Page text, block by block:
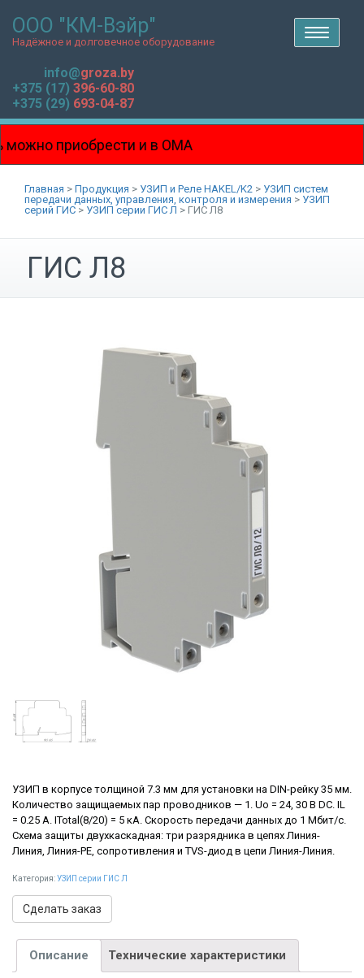
ООО "КМ-Вэйр"
Надёжное и долговечное оборудование
T
o
g
a
t
info@groza.by
+375 (17) 396-60-80
+375 (29) 693-04-87
приобрести и в ОМА
Главная > Продукция > УЗИП и Реле HAKEL/K2 > УЗИП систем
передачи данных, управления, контроля и измерения > УЗИП
серий ГИC > УЗИП серии ГИС Л > ГИС Л8
ГИС Л8
УЗИП в корпусе толщиной 7.3 мм для установки на DIN-рейку 35 мм.
Количество защищаемых пар проводников — 1. Uo = 24, 30 В DC. IL
= 0.25 А. ITotal(8/20) = 5 кА. Скорость передачи данных до 1 Мбит/с.
Схема защиты двухкаскадная: три разрядника в цепях Линия-
Линия, Линия-РЕ, сопротивления и TVS-диод в цепи Линия-Линия.
Категория:УЗИП серии ГИС Л
Сделать заказ
Описание Технические характеристики